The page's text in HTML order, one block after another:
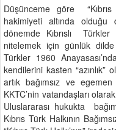
Düşünceme göre “Kıbrıs
hakimiyeti altında olduğu
dönemde Kıbrıslı Türkler
nitelemek için günlük dilde
Türkler 1960
kendilerini kasten
artık bağımsız ve
KKTC’nin vatandaşları
Uluslararası hukukta
Kıbrıs Türk Halkının